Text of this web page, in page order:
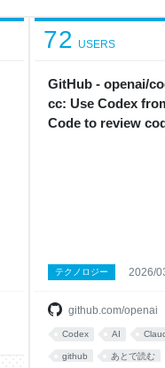
GitHub - openai/
cc: Use Codex
Code to review
72 USERS
github.com/openai
テクノロジー 2026/
Codex AI
github あとで読む